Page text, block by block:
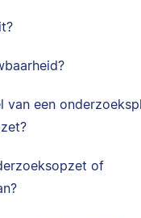
van een
of